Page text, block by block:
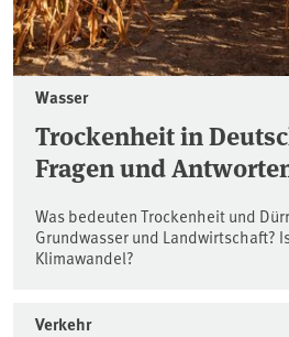
Wasser
Trockenheit in
Fragen und
Was bedeuten Trockenheit und
Grundwasser und Landwirtschaft?
Klimawandel?
Verkehr